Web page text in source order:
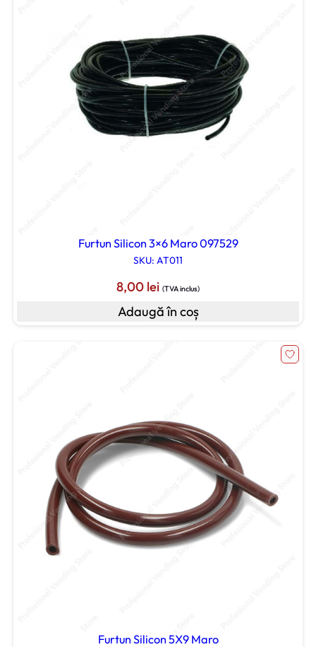
Furtun Silicon 3×6 Maro 097529
SKU: AT011
8,00 lei (TVA inclus)
Adaugă în coș
Furtun Silicon 5X9 Maro